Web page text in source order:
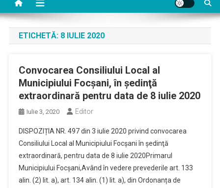
ETICHETĂ: 8 IULIE 2020
Convocarea Consiliului Local al
Municipiului Focşani, în şedinţă
extraordinară pentru data de 8 iulie 2020
Iulie 3, 2020 Editor
DISPOZIȚIA NR. 497 din 3 iulie 2020 privind convocarea
Consiliului Local al Municipiului Focşani în şedinţă
extraordinară, pentru data de 8 iulie 2020Primarul
Municipiului Focşani,Având în vedere prevederile art. 133
alin. (2) lit. a), art. 134 alin. (1) lit. a), din Ordonanța de